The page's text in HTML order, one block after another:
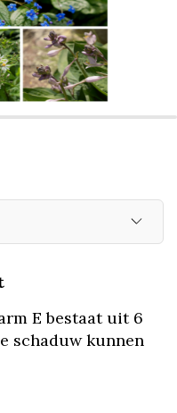
E bestaat uit 6
schaduw kunnen